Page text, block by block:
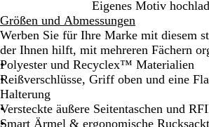
c
h
w
a
r
z
u
n
k
e
l
b
l
a
Eigenes Motiv
Größen und Abmessungen
Werben Sie für Ihre Marke mit diesem
der Ihnen hilft, mit mehreren Fächern
Polyester und Recyclex™ Materialien
Reißverschlüsse, Griff oben und eine
Halterung
Versteckte äußere Seitentaschen und
Smart Ärmel & ergonomische